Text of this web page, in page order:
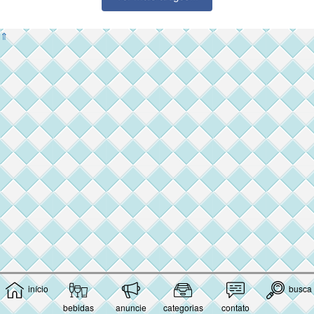
início
bebidas
anuncie categorias contato
busca
⇑